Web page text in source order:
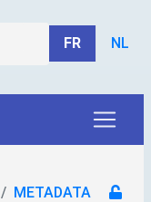
FR NL
METADATA